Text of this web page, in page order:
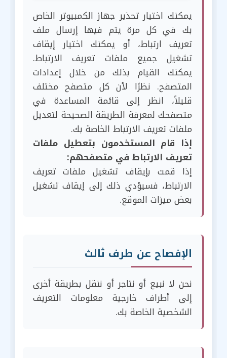
يمكنك اختيار تحذير جهاز الكمبيوتر الخاص
بك في كل مرة يتم فيها إرسال ملف
تعريف ارتباط، أو يمكنك اختيار إيقاف
تشغيل جميع ملفات تعريف الارتباط.
يمكنك القيام بذلك من خلال إعدادات
المتصفح. نظرًا لأن كل متصفح مختلف
قليلاً، انظر إلى قائمة المساعدة في
متصفحك لمعرفة الطريقة الصحيحة لتعديل
ملفات تعريف الارتباط الخاصة بك.
إذا قام المستخدمون بتعطيل ملفات
تعريف الارتباط في متصفحهم:
إذا قمت بإيقاف تشغيل ملفات تعريف
الارتباط، فسيؤدي ذلك إلى إيقاف تشغيل
بعض ميزات الموقع.
الإفصاح عن طرف ثالث
نحن لا نبيع أو نتاجر أو ننقل بطريقة أخرى
إلى أطراف خارجية معلومات التعريف
الشخصية الخاصة بك.